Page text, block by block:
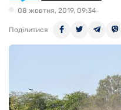
08 жовтня, 2019, 09:34
Поділитися